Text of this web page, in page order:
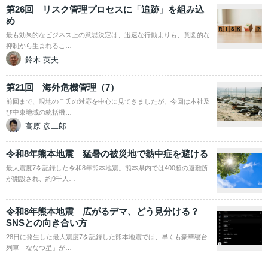
第26回 リスク管理プロセスに「追跡」を組み込
め
最も効果的なビジネス上の意思決定は、迅速な行動よりも、意図的な
抑制から生まれるこ…
鈴木 英夫
第21回 海外危機管理（7）
前回まで、現地のＴ氏の対応を中心に見てきましたが、今回は本社及
び中東地域の統括機…
高原 彦二郎
令和8年熊本地震 猛暑の被災地で熱中症を避ける
最大震度7を記録した令和8年熊本地震。熊本県内では400超の避難所
が開設され、約9千人…
令和8年熊本地震 広がるデマ、どう見分ける？
SNSとの向き合い方
28日に発生した最大震度7を記録した熊本地震では、早くも豪華寝台
列車「ななつ星」が…